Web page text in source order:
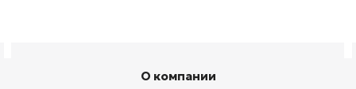
О компании